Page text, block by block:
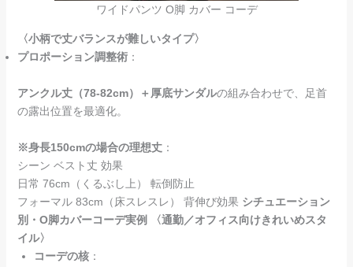
ワイドパンツ O脚 カバー コーデ
〈小柄で丈バランスが難しいタイプ〉
プロポーション調整術：
アンクル丈（78-82cm）＋厚底サンダルの組み合わせで、足首
の露出位置を最適化。
※身長150cmの場合の理想丈：
シーン ベスト丈 効果
日常 76cm（くるぶし上） 転倒防止
フォーマル 83cm（床スレスレ） 背伸び効果 シチュエーション
別・O脚カバーコーデ実例
〈通勤／オフィス向けきれいめスタ
イル〉
コーデの核：